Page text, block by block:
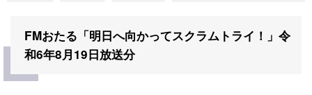
FMおたる「明日へ向かってスクラムトライ！」令
和6年8月19日放送分